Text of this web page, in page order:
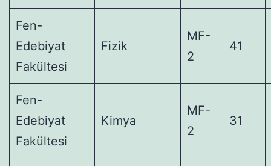
Fen-
Edebiyat
Fakültesi
Fizik
MF-
2
41
Fen-
Edebiyat
Fakültesi
Kimya
MF-
2
31